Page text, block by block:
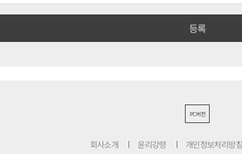
PC버전
회사소개 윤리강령 개인정보처리방침